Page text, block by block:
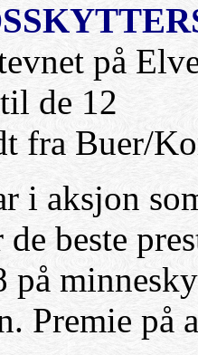
på
de 12
fra Buer/
i aksjon
beste
på
Premie